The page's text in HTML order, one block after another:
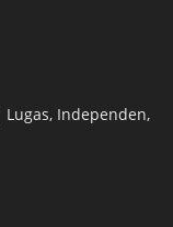
Independen,